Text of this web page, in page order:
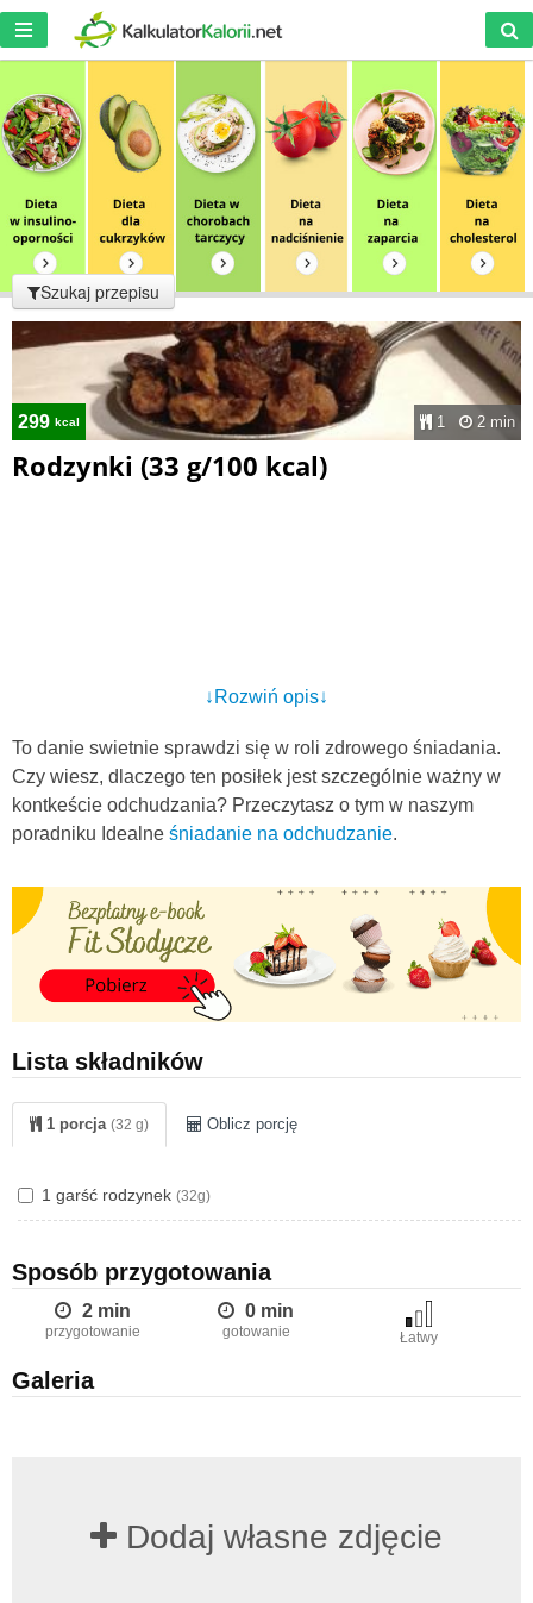
Szukaj przepisu
299 kcal 1 2 min
Rodzynki (33 g/100 kcal)
↓Rozwiń opis↓
To danie swietnie sprawdzi się w roli zdrowego śniadania.
Czy wiesz, dlaczego ten posiłek jest szczególnie ważny w
kontkeście odchudzania? Przeczytasz o tym w naszym
poradniku Idealne śniadanie na odchudzanie.
Lista składników
1 porcja (32 g) Oblicz porcję
1 garść rodzynek (32g)
Sposób przygotowania
2 min
przygotowanie
0 min
gotowanie Łatwy
Galeria
Dodaj własne zdjęcie